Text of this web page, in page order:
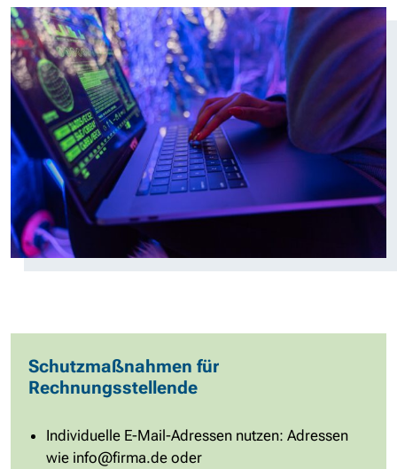
Schutzmaßnahmen für
Rechnungsstellende
Individuelle E-Mail-Adressen nutzen: Adressen
wie info@firma.de oder